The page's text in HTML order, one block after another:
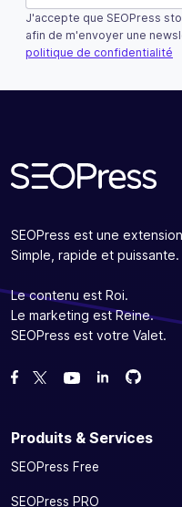
Ce champ n’est utilisé
J'accepte que SEOPress
afin de m'envoyer une
politique de confidentialité
SEOPress est une
Simple, rapide et puissante.
Le contenu est Roi.
Le marketing est Reine.
SEOPress est votre Valet.
Likez notre page
Suivez-nous sur Twitter
Nous voir sur
Forcez-nous
Forcez-
Produits & Services
SEOPress Free
SEOPress PRO